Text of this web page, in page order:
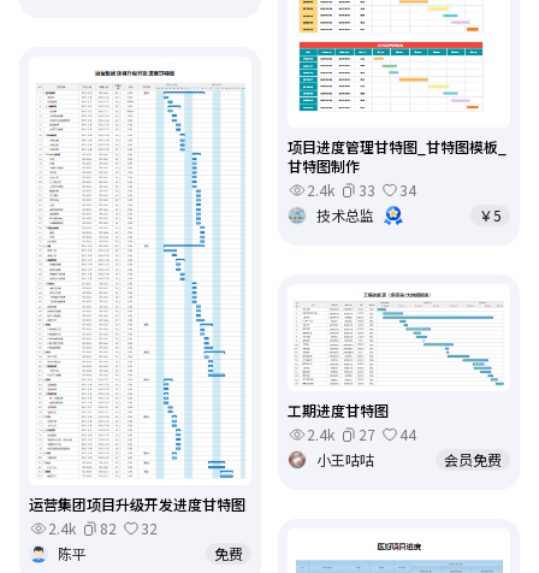
项目进度管理甘特图_甘特图模板_
甘特图制作
2.4k
33
34
技术总监
￥5
运营集团项目升级开发进度甘特图
2.4k
82
32
陈平
免费
工期进度甘特图
2.4k
27
44
小王咕咕
会员免费